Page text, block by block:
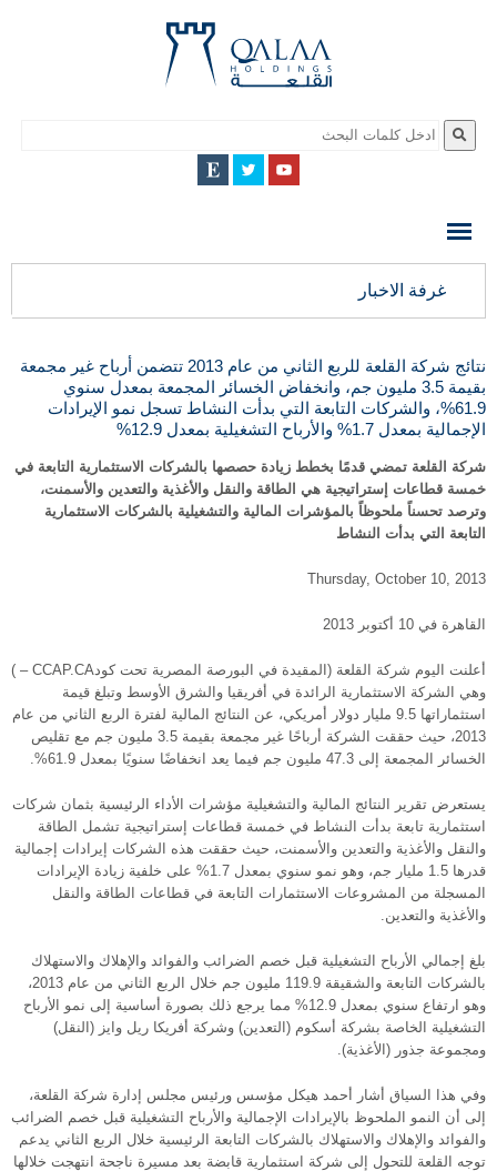
QALAA
QALAA
غرفة الاخبار
نتائج شركة القلعة للربع الثاني من عام 2013 تتضمن أرباح غير مجمعة
بقيمة 3.5 مليون جم، وانخفاض الخسائر المجمعة بمعدل سنوي
61.9%، والشركات التابعة التي بدأت النشاط تسجل نمو الإيرادات
الإجمالية بمعدل 1.7% والأرباح التشغيلية بمعدل 12.9%
شركة القلعة تمضي قدمًا بخطط زيادة حصصها بالشركات الاستثمارية التابعة في
خمسة قطاعات إستراتيجية هي الطاقة والنقل والأغذية والتعدين والأسمنت،
وترصد تحسناً ملحوظاً بالمؤشرات المالية والتشغيلية بالشركات الاستثمارية
التابعة التي بدأت النشاط
Thursday, October 10, 2013
القاهرة في 10 أكتوبر 2013
أعلنت اليوم شركة القلعة (المقيدة في البورصة المصرية تحت كودCCAP.CA – )
وهي الشركة الاستثمارية الرائدة في أفريقيا والشرق الأوسط وتبلغ قيمة
استثماراتها 9.5 مليار دولار أمريكي، عن النتائج المالية لفترة الربع الثاني من عام
2013، حيث حققت الشركة أرباحًا غير مجمعة بقيمة 3.5 مليون جم مع تقليص
الخسائر المجمعة إلى 47.3 مليون جم فيما يعد انخفاضًا سنويًا بمعدل 61.9%.
يستعرض تقرير النتائج المالية والتشغيلية مؤشرات الأداء الرئيسية بثمان شركات
استثمارية تابعة بدأت النشاط في خمسة قطاعات إستراتيجية تشمل الطاقة
والنقل والأغذية والتعدين والأسمنت، حيث حققت هذه الشركات إيرادات إجمالية
قدرها 1.5 مليار جم، وهو نمو سنوي بمعدل 1.7% على خلفية زيادة الإيرادات
المسجلة من المشروعات الاستثمارات التابعة في قطاعات الطاقة والنقل
والأغذية والتعدين.
بلغ إجمالي الأرباح التشغيلية قبل خصم الضرائب والفوائد والإهلاك والاستهلاك
بالشركات التابعة والشقيقة 119.9 مليون جم خلال الربع الثاني من عام 2013،
وهو ارتفاع سنوي بمعدل 12.9% مما يرجع ذلك بصورة أساسية إلى نمو الأرباح
التشغيلية الخاصة بشركة أسكوم (التعدين) وشركة أفريكا ريل وايز (النقل)
ومجموعة جذور (الأغذية).
وفي هذا السياق أشار أحمد هيكل مؤسس ورئيس مجلس إدارة شركة القلعة،
إلى أن النمو الملحوظ بالإيرادات الإجمالية والأرباح التشغيلية قبل خصم الضرائب
والفوائد والإهلاك والاستهلاك بالشركات التابعة الرئيسية خلال الربع الثاني يدعم
توجه القلعة للتحول إلى شركة استثمارية قابضة بعد مسيرة ناجحة انتهجت خلالها